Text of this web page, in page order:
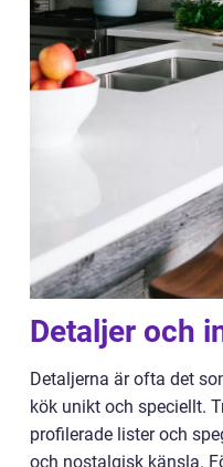
Detaljer och
Detaljerna är ofta det
kök unikt och speciellt.
profilerade lister och
och nostalgisk känsla.